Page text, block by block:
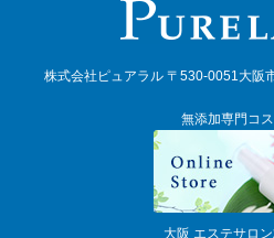
株式会社ピュアラル 〒530-0051大阪
無添加専門コ
大阪 エステサロ